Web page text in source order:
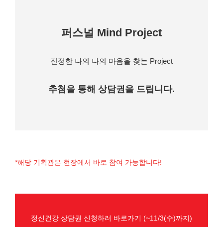
퍼스널 Mind Project
진정한 나의 나의 마음을 찾는 Project
추첨을 통해 상담권을 드립니다.
*해당 기획관은 현장에서 바로 참여 가능합니다!
정신건강 상담권 신청하러 바로가기 (~11/3(수)까지)